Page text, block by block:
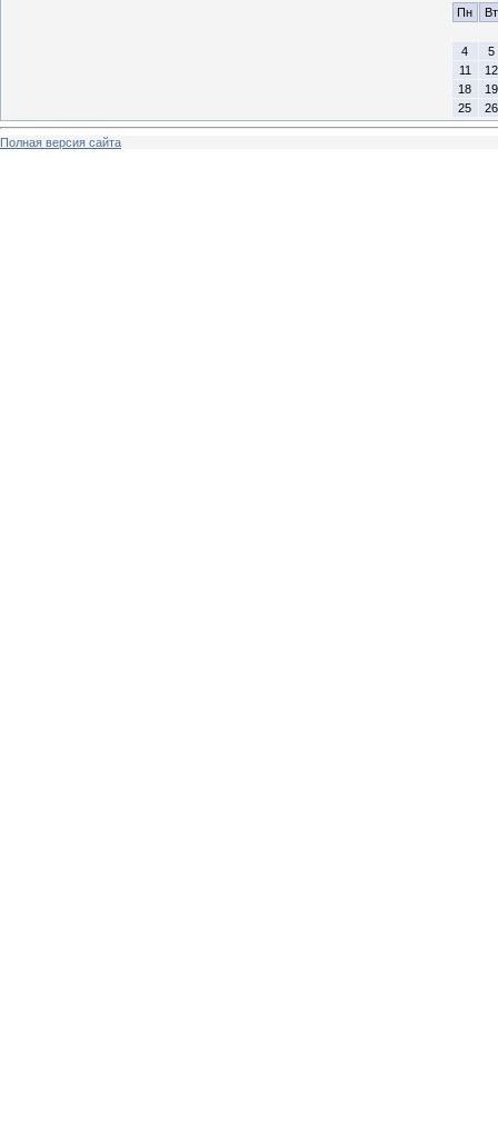
Пн
Вт
4
5
11
12
18
19
25
26
Полная версия сайта